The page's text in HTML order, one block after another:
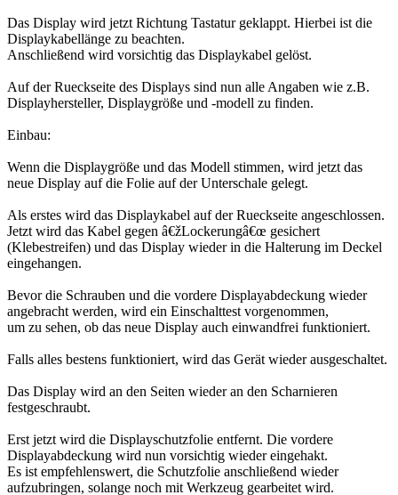
Das Display wird jetzt Richtung Tastatur geklappt. Hierbei ist die
Displaykabellänge zu beachten.
Anschließend wird vorsichtig das Displaykabel gelöst.
Auf der Rueckseite des Displays sind nun alle Angaben wie z.B.
Displayhersteller, Displaygröße und -modell zu finden.
Einbau:
Wenn die Displaygröße und das Modell stimmen, wird jetzt das
neue Display auf die Folie auf der Unterschale gelegt.
Als erstes wird das Displaykabel auf der Rueckseite angeschlossen.
Jetzt wird das Kabel gegen â€žLockerungâ€œ gesichert
(Klebestreifen) und das Display wieder in die Halterung im Deckel
eingehangen.
Bevor die Schrauben und die vordere Displayabdeckung wieder
angebracht werden, wird ein Einschalttest vorgenommen,
um zu sehen, ob das neue Display auch einwandfrei funktioniert.
Falls alles bestens funktioniert, wird das Gerät wieder ausgeschaltet.
Das Display wird an den Seiten wieder an den Scharnieren
festgeschraubt.
Erst jetzt wird die Displayschutzfolie entfernt. Die vordere
Displayabdeckung wird nun vorsichtig wieder eingehakt.
Es ist empfehlenswert, die Schutzfolie anschließend wieder
aufzubringen, solange noch mit Werkzeug gearbeitet wird.